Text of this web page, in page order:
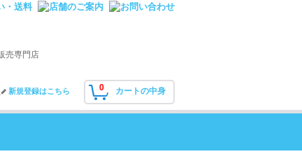
売専門店
0 カートの中身
新規登録はこちら